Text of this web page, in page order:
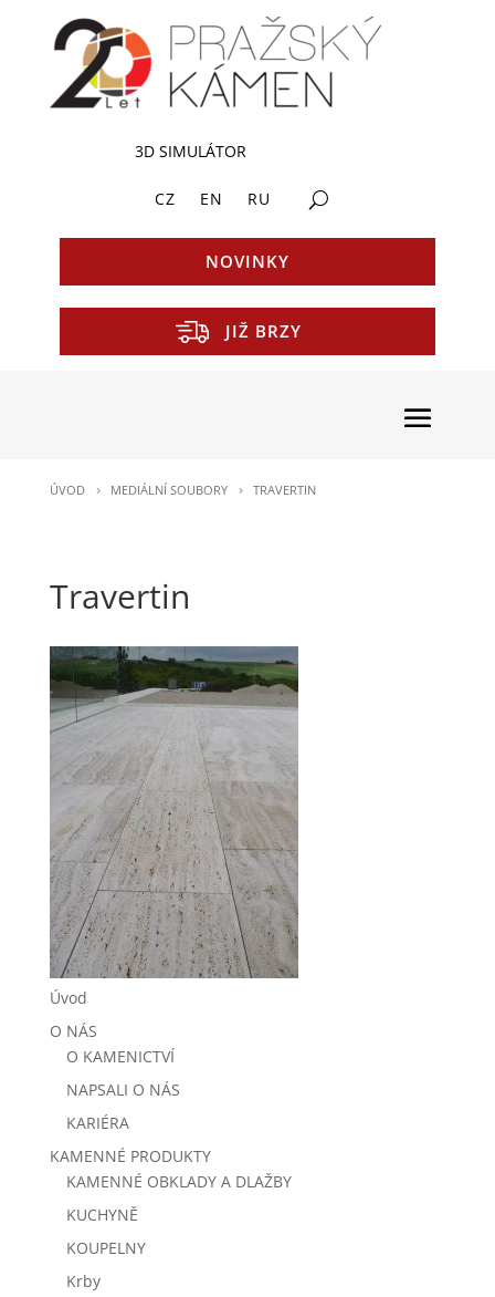
3D SIMULÁTOR
CZ EN RU
NOVINKY
JIŽ BRZY
ÚVOD MEDIÁLNÍ SOUBORY TRAVERTIN
Travertin
Úvod
O NÁS
O KAMENICTVÍ
NAPSALI O NÁS
KARIÉRA
KAMENNÉ PRODUKTY
KAMENNÉ OBKLADY A DLAŽBY
KUCHYNĚ
KOUPELNY
Krby